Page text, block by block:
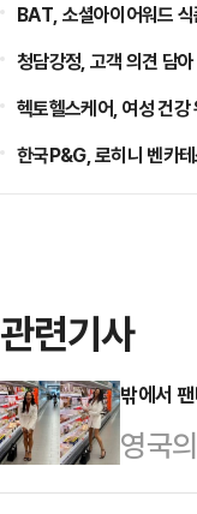
BAT, 소셜아이어워드
청담강정, 고객 의견 담
헥토헬스케어, 여성 건
한국P&G, 로히니 벤카
관련기사
밖에서
영국
숨겨